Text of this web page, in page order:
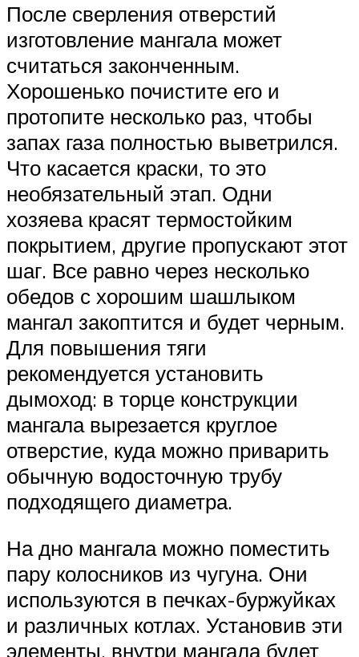
После сверления отверстий
изготовление мангала может
считаться законченным.
Хорошенько почистите его и
протопите несколько раз, чтобы
запах газа полностью выветрился.
Что касается краски, то это
необязательный этап. Одни
хозяева красят термостойким
покрытием, другие пропускают этот
шаг. Все равно через несколько
обедов с хорошим шашлыком
мангал закоптится и будет черным.
Для повышения тяги
рекомендуется установить
дымоход: в торце конструкции
мангала вырезается круглое
отверстие, куда можно приварить
обычную водосточную трубу
подходящего диаметра.
На дно мангала можно поместить
пару колосников из чугуна. Они
используются в печках-буржуйках
и различных котлах. Установив эти
элементы, внутри мангала будет